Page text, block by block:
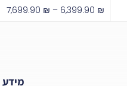
6,399.90 ₪
–
7,699.90 ₪
מידע